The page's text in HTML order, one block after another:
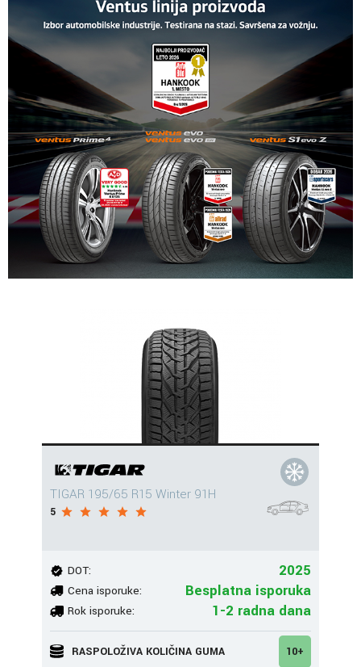
TIGAR 195/65 R15 Winter 91H
5
DOT: 2025
Cena isporuke: Besplatna isporuka
Rok isporuke: 1-2 radna dana
RASPOLOŽIVA KOLIČINA GUMA 10+